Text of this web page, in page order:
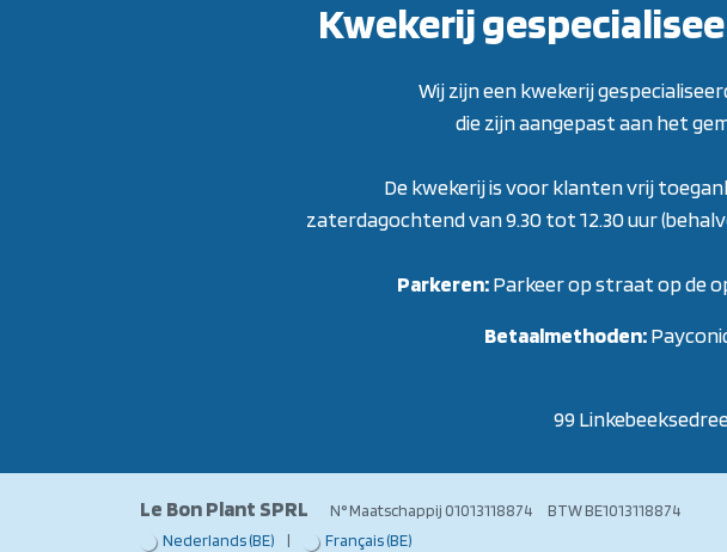
Kwekerij
Wij zijn een kwekerij
die zijn aangepast aan het
De kwekerij is voor klanten vrij
zaterdagochtend van 9.30 tot 12.30 uur
Parkeren:Parkeer op straat op de
Betaalmethoden:
99
Le Bon Plant SPRL
N° Maatschappij 01013118874 BTW
Nederlands (BE)
| Français (BE)